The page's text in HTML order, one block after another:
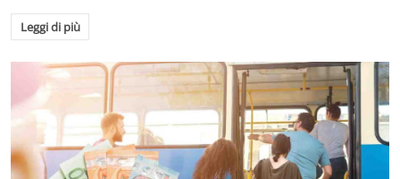
Leggi di più